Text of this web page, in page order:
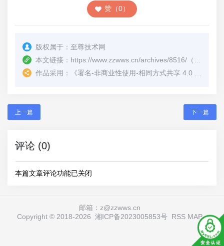
赞（0）
版权属于： 至尊技术网
本文链接： https://www.zzwws.cn/archives/8516/ （转载时请注明本文出处及文章链接）
作品采用：
《署名-非商业性使用-相同方式共享 4.0 国际 (CC BY-NC-SA 4.0)
上一篇 下一篇
评论 (0)
本篇文章评论功能已关闭
邮箱：z@zzwws.cn
Copyright © 2018-2026 湘ICP备2023005853号 RSS MAP